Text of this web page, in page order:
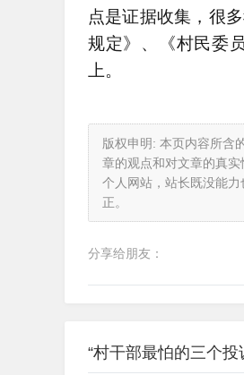
点是证据收集，很
规定》、《村民委
上。
版权申明: 本页内容所含
章的观点和对文章的真
个人网站，站长既没能
正。
分享给朋友：
“村干部最怕的三个投